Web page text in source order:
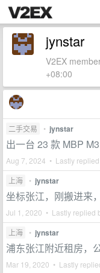
jynstar
V2EX
+08:00
二手交易 • jynstar
出一台 23 款 MBP
Aug 7, 2024 • Lastly
上海 • jynstar
坐标张江，刚搬进来
Jul 1, 2020 • Lastly replied
上海 • jynstar
浦东张江附近租房，
Mar 19, 2020 • Lastly